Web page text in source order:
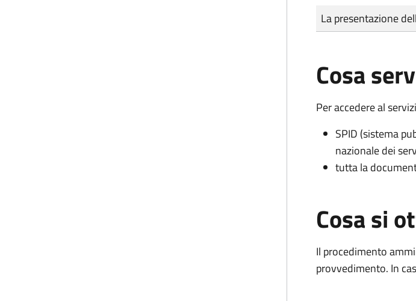
Tipo di pagamento
Importo
La presentazione
Cosa
Per accedere al
SPID (sistema
nazionale dei
tutta la
Cosa si
Il procedimento
provvedimento. In